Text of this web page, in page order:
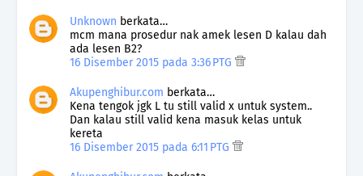
Unknown berkata…
mcm mana prosedur nak amek lesen D kalau dah
ada lesen B2?
16 Disember 2015 pada 3:36 PTG
Akupenghibur.com berkata…
Kena tengok jgk L tu still valid x untuk system..
Dan kalau still valid kena masuk kelas untuk
kereta
16 Disember 2015 pada 6:11 PTG